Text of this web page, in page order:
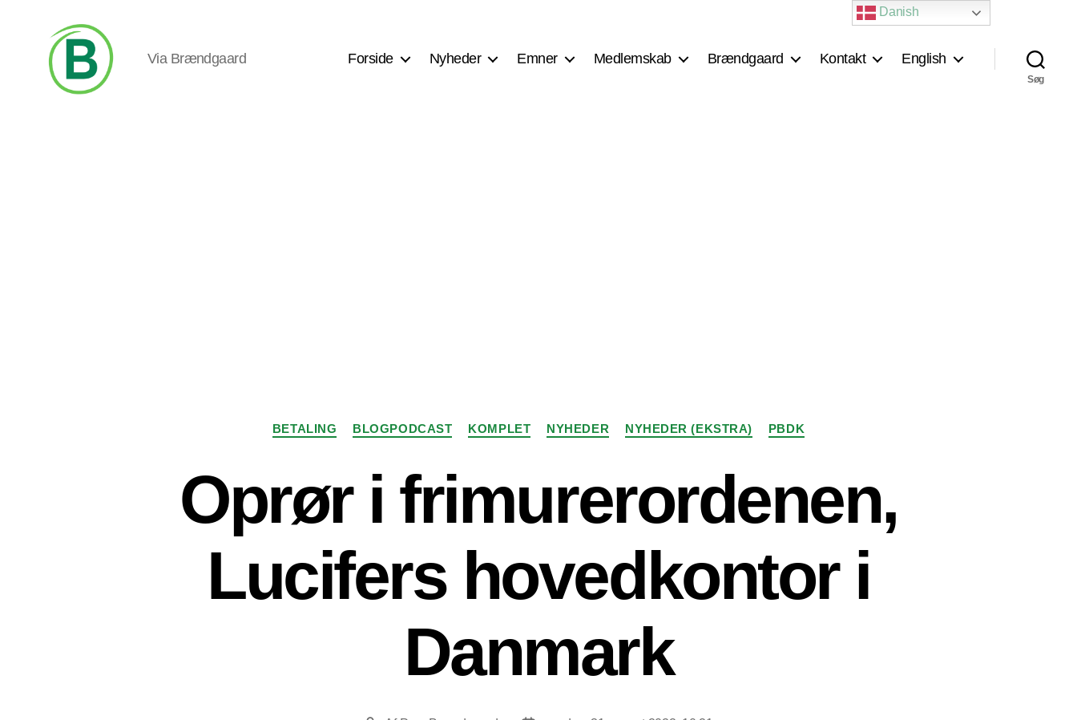
Via Brændgaard Forside Nyheder Emner Medlemskab Brændgaard Kontakt English
Søg
Kategorier
BETALING BLOGPODCAST KOMPLET NYHEDER NYHEDER (EKSTRA) PBDK
Oprør i frimurerordenen,
Lucifers hovedkontor i
Danmark
Danish